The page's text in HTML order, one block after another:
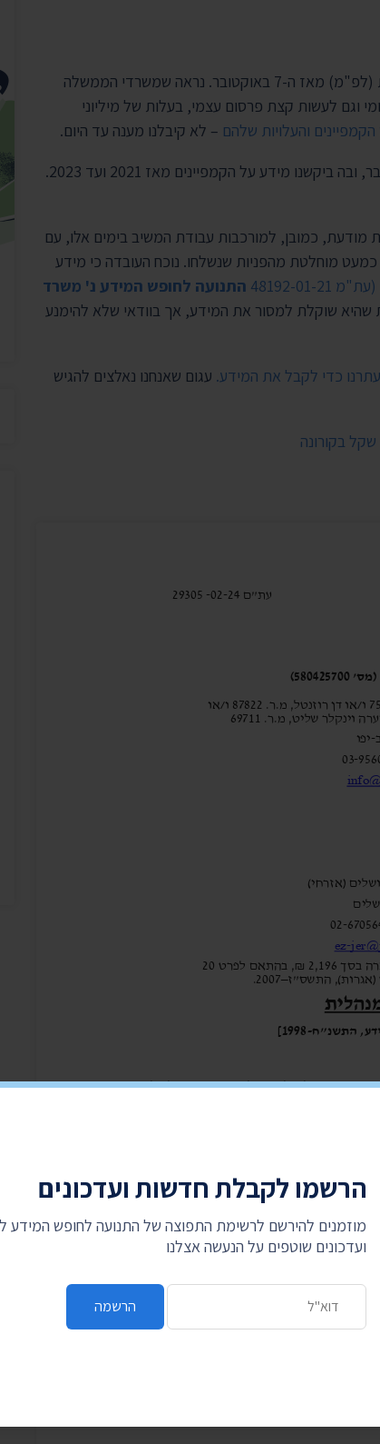
הרשמו לקבלת חדשות ועדכונים
מוזמנים להירשם לרשימת התפוצה של התנועה לחופש המידע
ועדכונים שוטפים על הנעשה אצלנו
הרשמה
קשה לפספס את הקמפיינים של לשכת הפרסום הממשלתית (לפ"מ) מאז ה-7 באוקטובר. נראה שמשרדי הממשלה
וגם לעשות קצת פרסום עצמי, בעלות של מיליוני
הקמפיינים והעלויות שלהם – לא קיבלנו מענה עד היום.
את בקשת המידע הגשנו עוד לפני המלחמה – ב-23 בספטמבר, ובה ביקשנו מידע על הקמפיינים מאז 2021 ועד 2023.
מודעת, כמובן, למורכבות עבודת המשיב בימים אלו, עם
מוחלטת מהפניות שנשלחו. נוכח העובדה כי מידע
(עת"מ 48192-01-21
התנועה לחופש המידע נ' משרד
שוקלת למסור את המידע, אך בוודאי שלא להימנע
עגום שאנחנו נאלצים להגיש